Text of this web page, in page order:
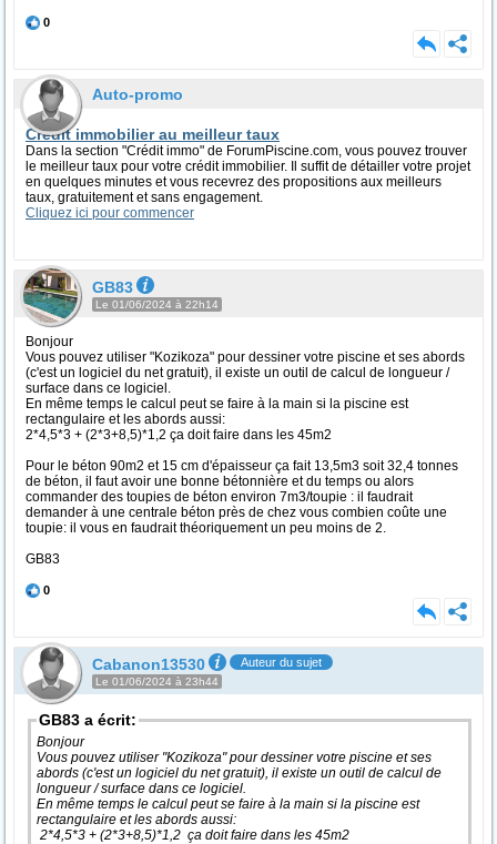
0
Auto-promo
Crédit immobilier au meilleur taux
Dans la section "Crédit immo" de ForumPiscine.com, vous pouvez trouver
le meilleur taux pour votre crédit immobilier. Il suffit de détailler votre projet
en quelques minutes et vous recevrez des propositions aux meilleurs
taux, gratuitement et sans engagement.
Cliquez ici pour commencer
GB83
Le 01/06/2024 à 22h14
Bonjour
Vous pouvez utiliser "Kozikoza" pour dessiner votre piscine et ses abords
(c'est un logiciel du net gratuit), il existe un outil de calcul de longueur /
surface dans ce logiciel.
En même temps le calcul peut se faire à la main si la piscine est
rectangulaire et les abords aussi:
2*4,5*3 + (2*3+8,5)*1,2 ça doit faire dans les 45m2
Pour le béton 90m2 et 15 cm d'épaisseur ça fait 13,5m3 soit 32,4 tonnes
de béton, il faut avoir une bonne bétonnière et du temps ou alors
commander des toupies de béton environ 7m3/toupie : il faudrait
demander à une centrale béton près de chez vous combien coûte une
toupie: il vous en faudrait théoriquement un peu moins de 2.
GB83
0
Cabanon13530 Auteur du sujet
Le 01/06/2024 à 23h44
GB83 a écrit:
Bonjour
Vous pouvez utiliser "Kozikoza" pour dessiner votre piscine et ses
abords (c'est un logiciel du net gratuit), il existe un outil de calcul de
longueur / surface dans ce logiciel.
En même temps le calcul peut se faire à la main si la piscine est
rectangulaire et les abords aussi:
2*4,5*3 + (2*3+8,5)*1,2 ça doit faire dans les 45m2